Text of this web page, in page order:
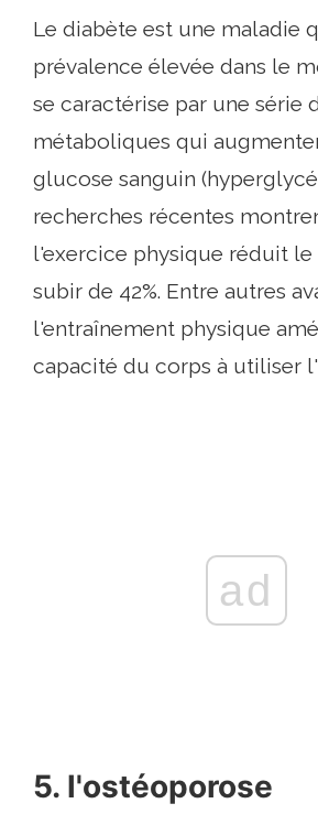
Le diabète est une maladie
prévalence élevée dans le
se caractérise par une série
métaboliques qui
glucose sanguin
recherches récentes
l'exercice physique réduit le
subir de 42%. Entre autres
l'entraînement physique
capacité du corps à utiliser
ad
5. l'ostéoporose